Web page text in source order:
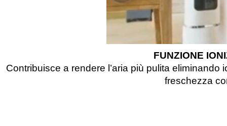
FUNZIONE
Contribuisce a rendere l’aria più pulita
freschezza